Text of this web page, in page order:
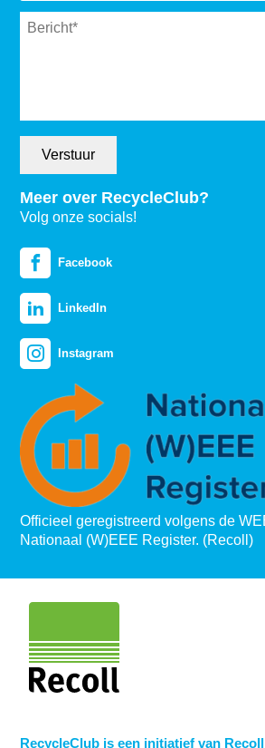
Message *
Verstuur
Meer over RecycleClub?
Volg onze socials!
Facebook
LinkedIn
Instagram
Officieel geregistreerd volgens de
Nationaal (W)EEE Register. (Recoll)
RecycleClub is een initiatief van